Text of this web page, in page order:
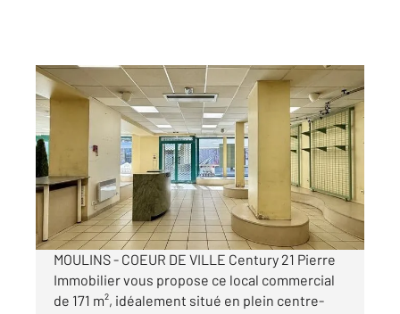
MOULINS 03
171 m2
Commerce à louer
995 €
MOULINS - COEUR DE VILLE Century 21 Pierre
Immobilier vous propose ce local commercial
de 171 m², idéalement situé en plein centre-